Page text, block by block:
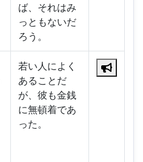
ば、それはみ
っともないだ
ろう。
若い人によく
あることだ
が、彼も金銭
に無頓着であ
った。